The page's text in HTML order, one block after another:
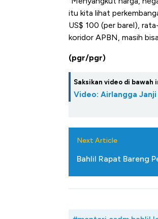
itu kita lihat
US$ 100 (per barel),
koridor APBN, masih
(pgr/pgr)
Saksikan video di bawah
Video: Airlangga
Next Article
Bahlil Rapat Bareng